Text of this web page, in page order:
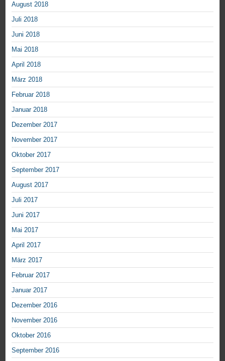
August 2018
Juli 2018
Juni 2018
Mai 2018
April 2018
März 2018
Februar 2018
Januar 2018
Dezember 2017
November 2017
Oktober 2017
September 2017
August 2017
Juli 2017
Juni 2017
Mai 2017
April 2017
März 2017
Februar 2017
Januar 2017
Dezember 2016
November 2016
Oktober 2016
September 2016